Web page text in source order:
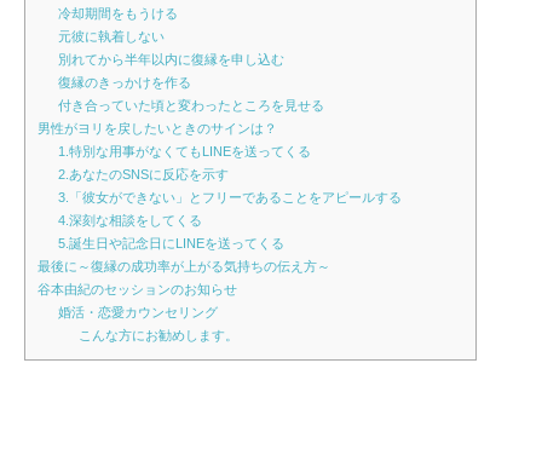
冷却期間をもうける
元彼に執着しない
別れてから半年以内に復縁を申し込む
復縁のきっかけを作る
付き合っていた頃と変わったところを見せる
男性がヨリを戻したいときのサインは？
1.特別な用事がなくてもLINEを送ってくる
2.あなたのSNSに反応を示す
3.「彼女ができない」とフリーであることをアピールする
4.深刻な相談をしてくる
5.誕生日や記念日にLINEを送ってくる
最後に～復縁の成功率が上がる気持ちの伝え方～
谷本由紀のセッションのお知らせ
婚活・恋愛カウンセリング
こんな方にお勧めします。